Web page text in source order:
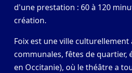
d'une prestation : 60 à 120
création.
Foix est une ville
communales, fêtes de quartier,
en Occitanie), où le théâtre a